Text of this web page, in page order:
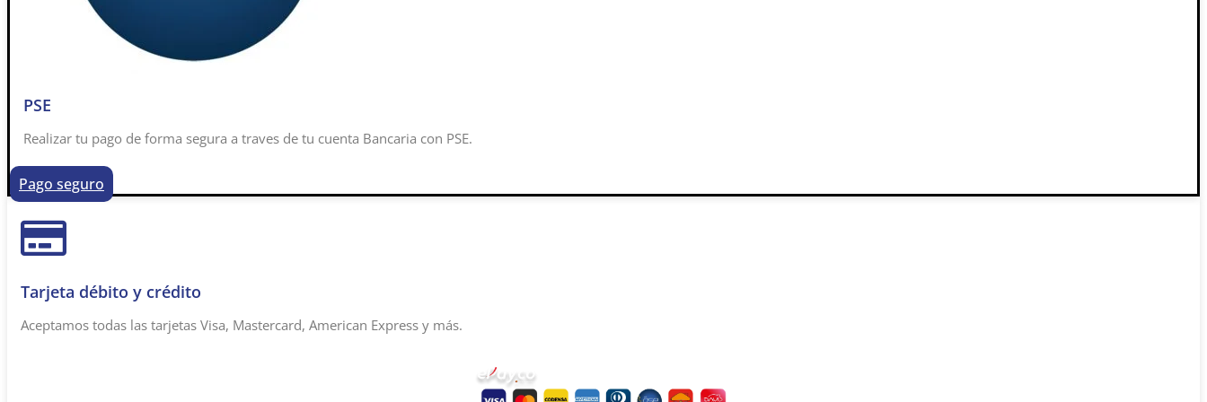
PSE
Realizar tu pago de forma segura a traves de tu cuenta Bancaria con PSE.
Pago seguro
Tarjeta débito y crédito
Aceptamos todas las tarjetas Visa, Mastercard, American Express y más.